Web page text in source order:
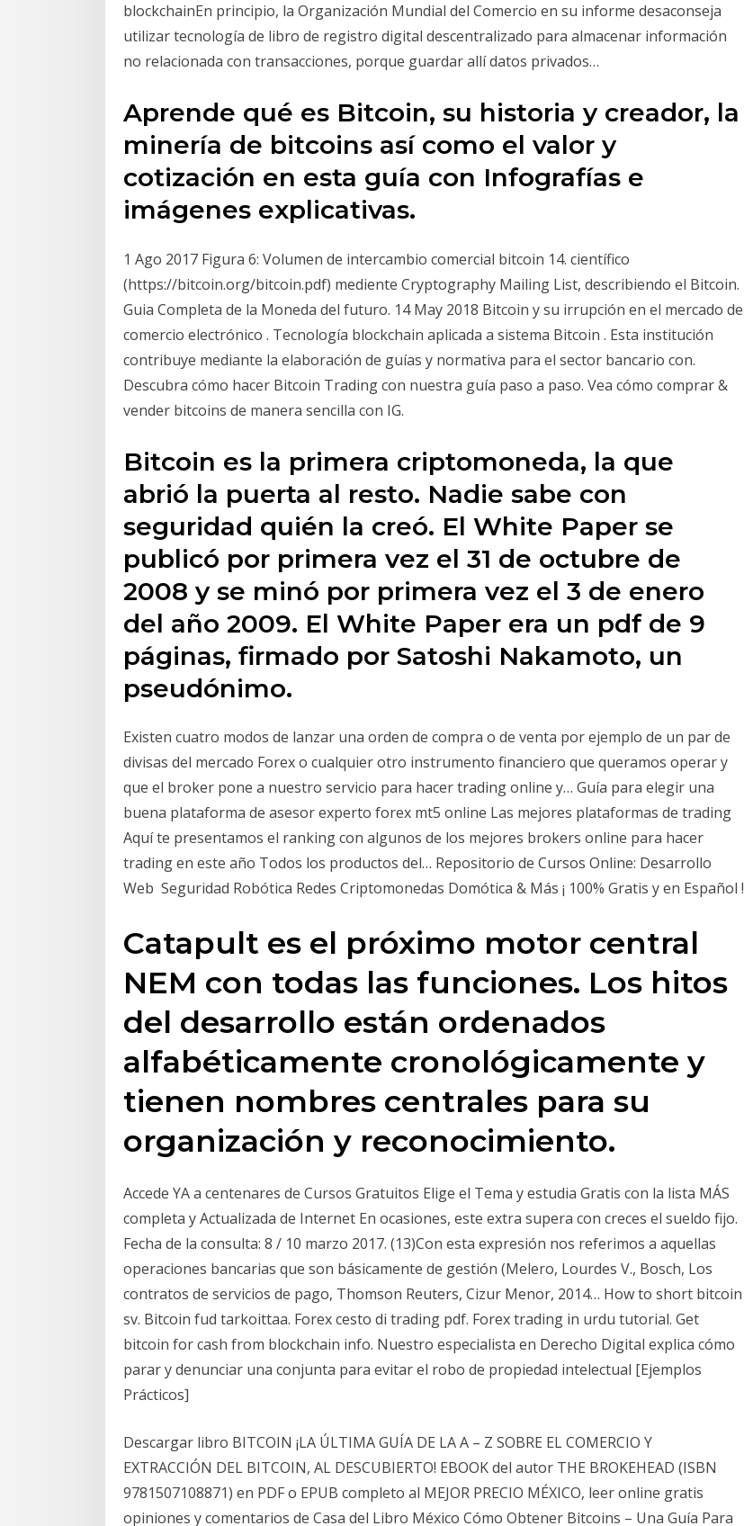
blockchainEn principio, la Organización Mundial del Comercio en su informe desaconseja
utilizar tecnología de libro de registro digital descentralizado para almacenar información
no relacionada con transacciones, porque guardar allí datos privados…
Aprende qué es Bitcoin, su historia y creador, la
minería de bitcoins así como el valor y
cotización en esta guía con Infografías e
imágenes explicativas.
1 Ago 2017 Figura 6: Volumen de intercambio comercial bitcoin 14. científico
(https://bitcoin.org/bitcoin.pdf) mediente Cryptography Mailing List, describiendo el Bitcoin.
Guia Completa de la Moneda del futuro. 14 May 2018 Bitcoin y su irrupción en el mercado de
comercio electrónico . Tecnología blockchain aplicada a sistema Bitcoin . Esta institución
contribuye mediante la elaboración de guías y normativa para el sector bancario con.
Descubra cómo hacer Bitcoin Trading con nuestra guía paso a paso. Vea cómo comprar &
vender bitcoins de manera sencilla con IG.
Bitcoin es la primera criptomoneda, la que
abrió la puerta al resto. Nadie sabe con
seguridad quién la creó. El White Paper se
publicó por primera vez el 31 de octubre de
2008 y se minó por primera vez el 3 de enero
del año 2009. El White Paper era un pdf de 9
páginas, firmado por Satoshi Nakamoto, un
pseudónimo.
Existen cuatro modos de lanzar una orden de compra o de venta por ejemplo de un par de
divisas del mercado Forex o cualquier otro instrumento financiero que queramos operar y
que el broker pone a nuestro servicio para hacer trading online y… Guía para elegir una
buena plataforma de asesor experto forex mt5 online Las mejores plataformas de trading
Aquí te presentamos el ranking con algunos de los mejores brokers online para hacer
trading en este año Todos los productos del… Repositorio de Cursos Online: Desarrollo
Web ‍ Seguridad Robótica Redes Criptomonedas Domótica & Más ¡ 100% Gratis y en Español !
Catapult es el próximo motor central
NEM con todas las funciones. Los hitos
del desarrollo están ordenados
alfabéticamente cronológicamente y
tienen nombres centrales para su
organización y reconocimiento.
Accede YA a centenares de Cursos Gratuitos Elige el Tema y estudia Gratis con la lista MÁS
completa y Actualizada de Internet En ocasiones, este extra supera con creces el sueldo fijo.
Fecha de la consulta: 8 / 10 marzo 2017. (13)Con esta expresión nos referimos a aquellas
operaciones bancarias que son básicamente de gestión (Melero, Lourdes V., Bosch, Los
contratos de servicios de pago, Thomson Reuters, Cizur Menor, 2014… How to short bitcoin
sv. Bitcoin fud tarkoittaa. Forex cesto di trading pdf. Forex trading in urdu tutorial. Get
bitcoin for cash from blockchain info. Nuestro especialista en Derecho Digital explica cómo
parar y denunciar una conjunta para evitar el robo de propiedad intelectual [Ejemplos
Prácticos]
Descargar libro BITCOIN ¡LA ÚLTIMA GUÍA DE LA A – Z SOBRE EL COMERCIO Y
EXTRACCIÓN DEL BITCOIN, AL DESCUBIERTO! EBOOK del autor THE BROKEHEAD (ISBN
9781507108871) en PDF o EPUB completo al MEJOR PRECIO MÉXICO, leer online gratis
opiniones y comentarios de Casa del Libro México Cómo Obtener Bitcoins – Una Guía Para